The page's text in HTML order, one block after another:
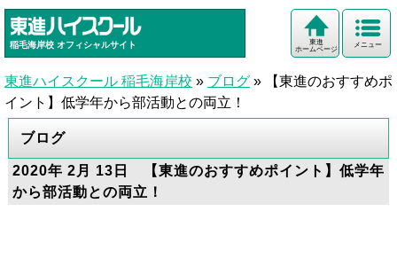
稲毛海岸校 オフィシャルサイト メニュー
東進
ホームページ
東進ハイスクール 稲毛海岸校 » ブログ »
【東進のおすすめポ
イント】低学年から部活動との両立！
ブログ
2020年 2月 13日 【東進のおすすめポイント】低学年
から部活動との両立！